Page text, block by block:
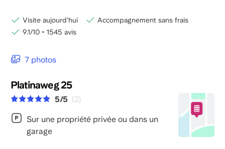
7 photos
Platinaweg 25
5/5 (2)
Sur une propriété privée ou dans un
garage
Visite aujourd'hui
Accompagnement sans frais
9.1/10 • 1545 avis